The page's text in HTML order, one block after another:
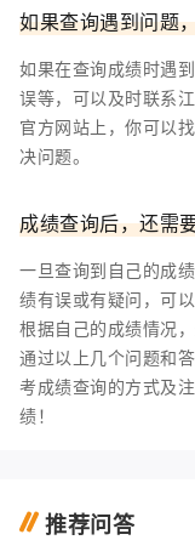
如果查询遇到问题
如果在查询成绩时遇
误等，可以及时联系
官方网站上，你可以
决问题。
成绩查询后，还需
一旦查询到自己的成
绩有误或有疑问，可
根据自己的成绩情况
通过以上几个问题和
考成绩查询的方式及
绩！
推荐问答